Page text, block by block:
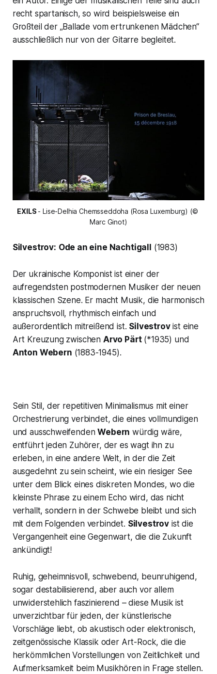
recht spartanisch, so wird beispielsweise ein
Großteil der „Ballade vom ertrunkenen Mädchen“
ausschließlich nur von der Gitarre begleitet.
EXILS - Lise-Delhia Chemsseddoha (Rosa Luxemburg) (©
Marc Ginot)
Silvestrov: Ode an eine Nachtigall (1983)
Der ukrainische Komponist ist einer der
aufregendsten postmodernen Musiker der neuen
klassischen Szene. Er macht Musik, die harmonisch
anspruchsvoll, rhythmisch einfach und
außerordentlich mitreißend ist. Silvestrovist eine
Art Kreuzung zwischen Arvo Pärt(*1935) und
Anton Webern (1883-1945).
Sein Stil, der repetitiven Minimalismus mit einer
Orchestrierung verbindet, die eines vollmundigen
und ausschweifendenWebern würdig wäre,
entführt jeden Zuhörer, der es wagt ihn zu
erleben, in eine andere Welt, in der die Zeit
ausgedehnt zu sein scheint, wie ein riesiger See
unter dem Blick eines diskreten Mondes, wo die
kleinste Phrase zu einem Echo wird, das nicht
verhallt, sondern in der Schwebe bleibt und sich
mit dem Folgenden verbindet. Silvestrov ist die
Vergangenheit eine Gegenwart, die die Zukunft
ankündigt!
Ruhig, geheimnisvoll, schwebend, beunruhigend,
sogar destabilisierend, aber auch vor allem
unwiderstehlich faszinierend – diese Musik ist
unverzichtbar für jeden, der künstlerische
Vorschläge liebt, ob akustisch oder elektronisch,
zeitgenössische Klassik oder Art-Rock, die die
herkömmlichen Vorstellungen von Zeitlichkeit und
Aufmerksamkeit beim Musikhören in Frage stellen.